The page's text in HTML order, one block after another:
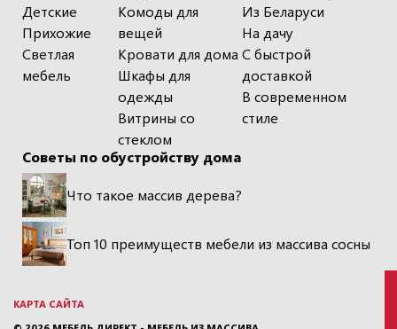
Детские
Прихожие
Светлая
мебель
Комоды для
вещей
Кровати для дома
Шкафы для
одежды
Витрины со
стеклом
Из Беларуси
На дачу
С быстрой
доставкой
В современном
стиле
Советы по обустройству дома
Что такое массив дерева?
Топ 10 преимуществ мебели из массива сосны
КАРТА САЙТА